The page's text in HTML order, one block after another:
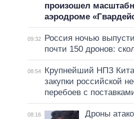
произошел
аэродроме
09:32
Россия ночью
почти 150 дронов:
08:54
Крупнейший НПЗ
закупки российской
перебоев с
08:16
Дроны